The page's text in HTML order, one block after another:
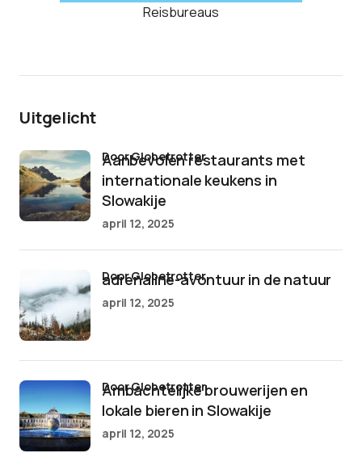
Reisbureaus
Uitgelicht
Aanbevolen restaurants met
internationale keukens in
Slowakije
door Globetrotter
april 12, 2025
adrenaline-avontuur in de natuur
door Globetrotter
april 12, 2025
Ambachtelijke brouwerijen en
lokale bieren in Slowakije
door Globetrotter
april 12, 2025